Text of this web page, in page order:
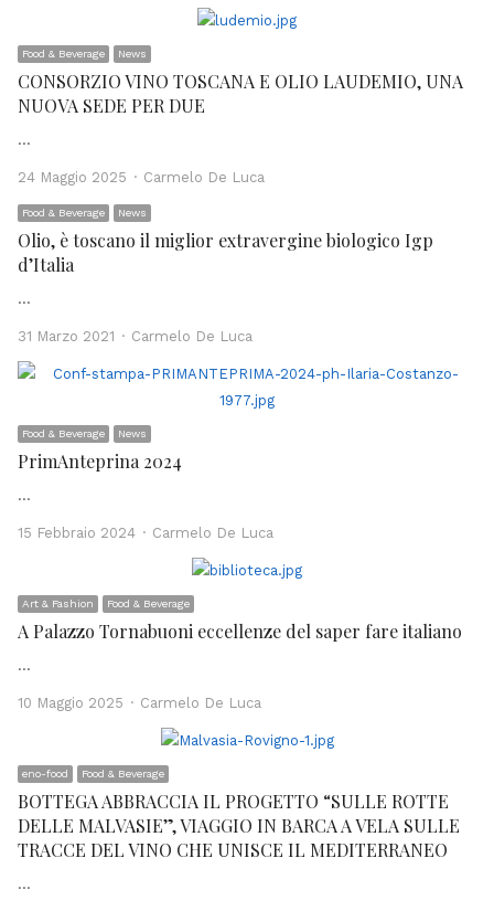
Food & Beverage News
CONSORZIO VINO TOSCANA E OLIO LAUDEMIO, UNA
NUOVA SEDE PER DUE
…
24 Maggio 2025 Author
Carmelo De Luca
Food & Beverage News
Olio, è toscano il miglior extravergine biologico Igp
d’Italia
…
31 Marzo 2021 Author
Carmelo De Luca
Food & Beverage News
PrimAnteprina 2024
…
15 Febbraio 2024 Author
Carmelo De Luca
Art & Fashion Food & Beverage
A Palazzo Tornabuoni eccellenze del saper fare italiano
…
10 Maggio 2025 Author
Carmelo De Luca
eno-food Food & Beverage
BOTTEGA ABBRACCIA IL PROGETTO “SULLE ROTTE
DELLE MALVASIE”, VIAGGIO IN BARCA A VELA SULLE
TRACCE DEL VINO CHE UNISCE IL MEDITERRANEO
…